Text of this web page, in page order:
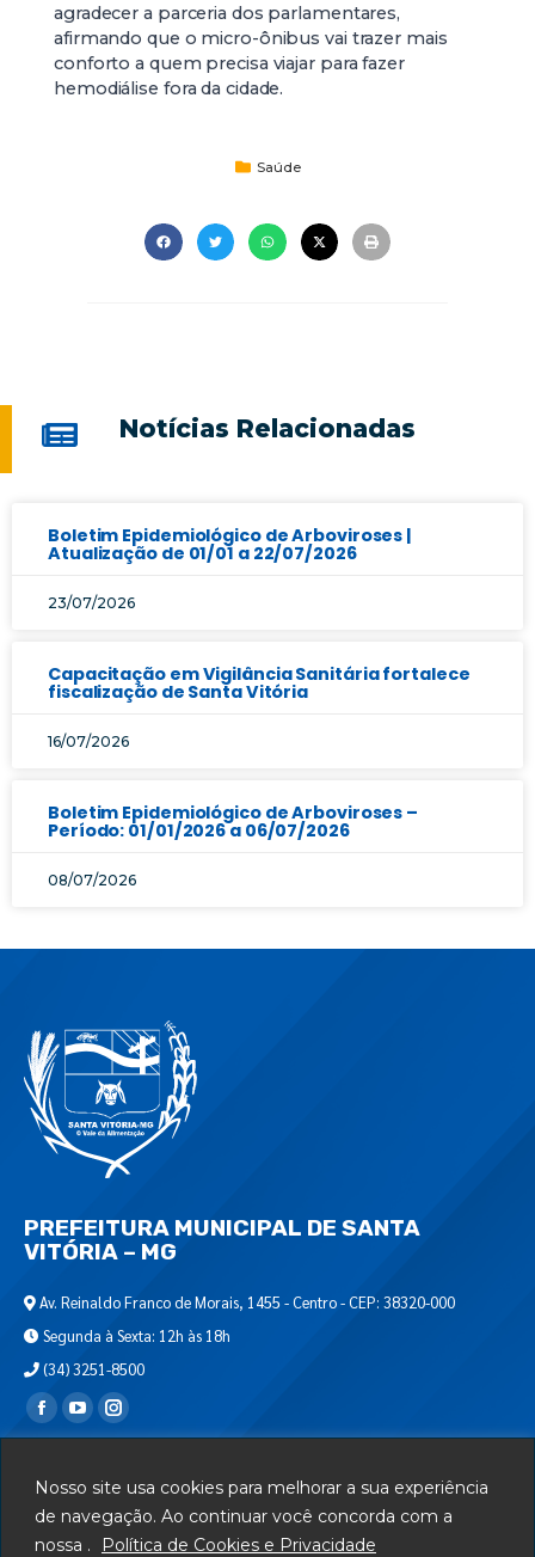
Nosso site usa cookies para melhorar a sua experiência
de navegação. Ao continuar você concorda com a
nossa .
Política de Cookies e Privacidade
agradecer a parceria dos parlamentares,
afirmando que o micro-ônibus vai trazer mais
conforto a quem precisa viajar para fazer
hemodiálise fora da cidade.
Saúde
Notícias Relacionadas
Boletim Epidemiológico de Arboviroses |
Atualização de 01/01 a 22/07/2026
23/07/2026
Capacitação em Vigilância Sanitária fortalece
fiscalização de Santa Vitória
16/07/2026
Boletim Epidemiológico de Arboviroses –
Período: 01/01/2026 a 06/07/2026
08/07/2026
PREFEITURA MUNICIPAL DE SANTA
VITÓRIA – MG
Av. Reinaldo Franco de Morais, 1455 - Centro - CEP: 38320-000
Segunda à Sexta: 12h às 18h
(34) 3251-8500
Encontre-nos em:
Departamento de T.I.
Serviços